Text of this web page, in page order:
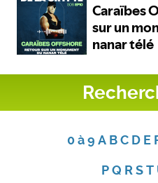
0 à 9 A B C D E
P Q R S T